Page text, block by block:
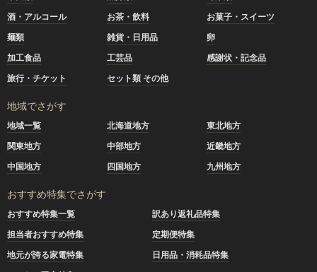
酒・アルコール
お茶・飲料
お菓子・スイーツ
麺類
雑貨・日用品
卵
加工食品
工芸品
感謝状・記念品
旅行・チケット
セット類 その他
地域でさがす
地域一覧 北海道地方
東北地方
関東地方
中部地方
近畿地方
中国地方
四国地方 九州地方
おすすめ特集でさがす
おすすめ特集一覧
訳あり返礼品特集
担当者おすすめ特集
定期便特集
地元が誇る家電特集
日用品・消耗品特集